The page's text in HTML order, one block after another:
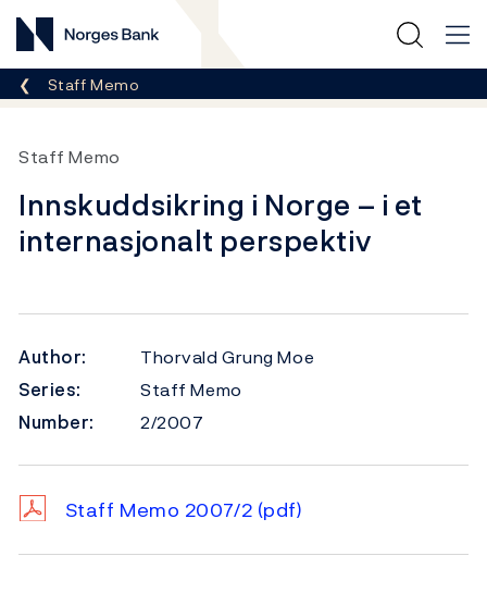
Norges Bank
Breadcrumb
Staff Memo
Staff Memo
Innskuddsikring i Norge – i et
internasjonalt perspektiv
Author:
Thorvald Grung Moe
Series:
Staff Memo
Number:
2/2007
Staff Memo 2007/2 (pdf)